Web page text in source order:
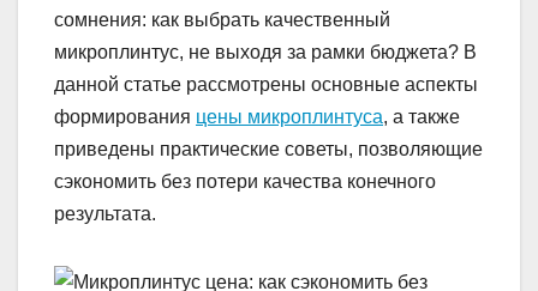
сомнения: как выбрать качественный
микроплинтус, не выходя за рамки бюджета? В
данной статье рассмотрены основные аспекты
формирования цены микроплинтуса, а также
приведены практические советы, позволяющие
сэкономить без потери качества конечного
результата.